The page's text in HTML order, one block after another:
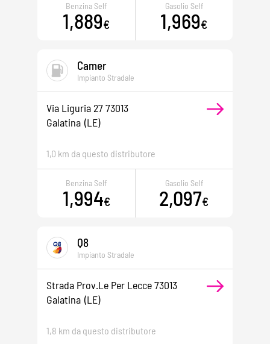
Benzina Self
1,889€
Gasolio Self
1,969€
Camer
Impianto Stradale
Via Liguria 27 73013
Galatina (LE)
1,0 km da questo distributore
Benzina Self
1,994€
Gasolio Self
2,097€
Q8
Impianto Stradale
Strada Prov.le Per Lecce 73013
Galatina (LE)
1,8 km da questo distributore